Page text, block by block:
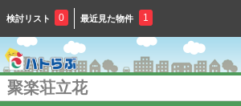
検討リスト 0 最近見た物件 1
聚楽荘立花